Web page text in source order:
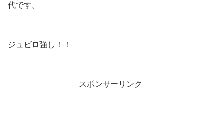
代です。
ジュビロ強し！！
スポンサーリンク